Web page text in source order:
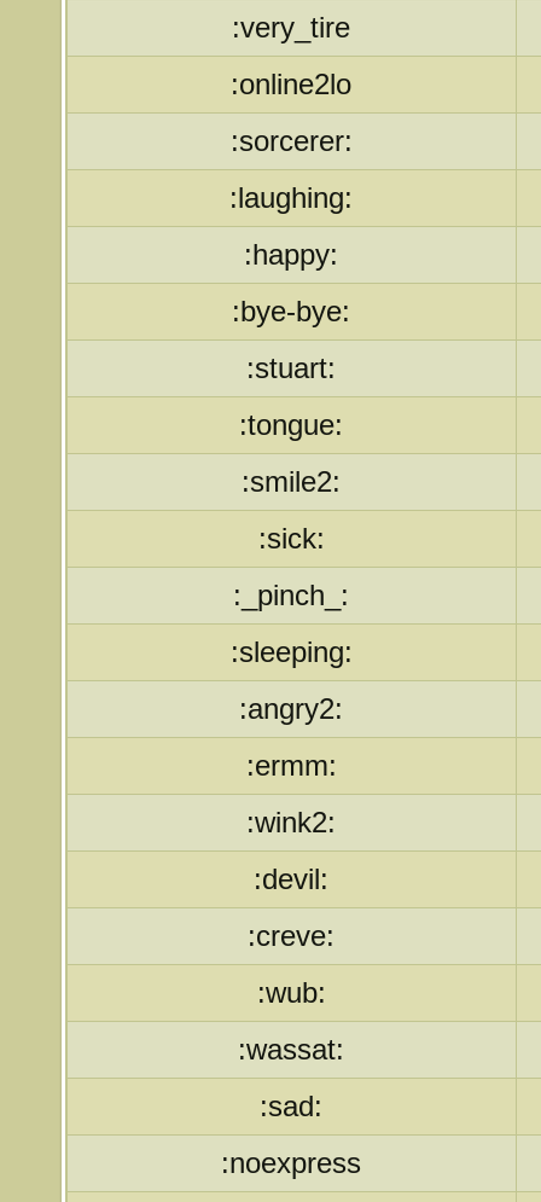
:very_tire
:online2lo
:sorcerer:
:laughing:
:happy:
:bye-bye:
:stuart:
:tongue:
:smile2:
:sick:
:_pinch_:
:sleeping:
:angry2:
:ermm:
:wink2:
:devil:
:creve:
:wub:
:wassat:
:sad:
:noexpress